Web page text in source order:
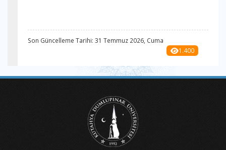
Son Güncelleme Tarihi: 31 Temmuz 2026, Cuma
1.400